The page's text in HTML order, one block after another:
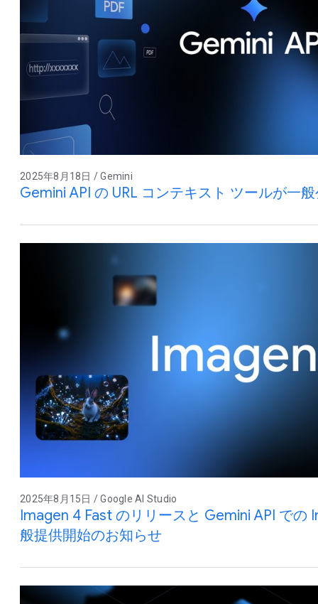
2025年8月18日 / Gemini
Gemini API の URL コンテキスト ツールが一
2025年8月15日 / Google AI Studio
Imagen 4 Fast のリリースと Gemini API での
般提供開始のお知らせ